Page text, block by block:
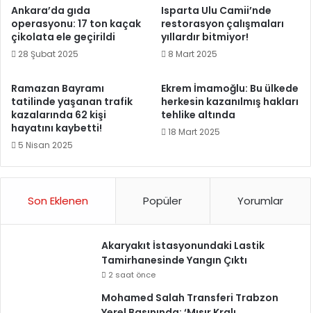
Ankara’da gıda
operasyonu: 17 ton kaçak
çikolata ele geçirildi
28 Şubat 2025
Isparta Ulu Camii’nde
restorasyon çalışmaları
yıllardır bitmiyor!
8 Mart 2025
Ramazan Bayramı
tatilinde yaşanan trafik
kazalarında 62 kişi
hayatını kaybetti!
5 Nisan 2025
Ekrem İmamoğlu: Bu ülkede
herkesin kazanılmış hakları
tehlike altında
18 Mart 2025
Son Eklenen Popüler Yorumlar
Akaryakıt İstasyonundaki Lastik
Tamirhanesinde Yangın Çıktı
2 saat önce
Mohamed Salah Transferi Trabzon